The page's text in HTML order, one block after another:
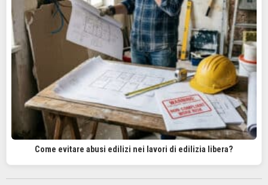
Come evitare abusi edilizi nei lavori di edilizia libera?